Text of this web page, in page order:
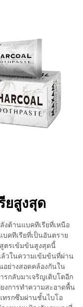
ยสูงสุด
ต้านแบคทีเรียที่เหนือ
คทีเรียที่เป็นอันตราย
ตรเข้มข้นสูงสุดนี้
วในความเข้มข้นที่ผ่าน
อย่างสอดคล้องกันใน
กลับมาเจริญเติบโตอีก
งการทำความสะอาดพื้น
ทรกซึมผ่านชั้นไบโอ